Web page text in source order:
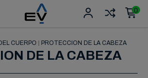
0
CUERPO PROTECCION DE LA CABEZA
DE LA CABEZA